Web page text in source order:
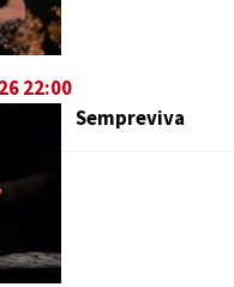
22:00
Sempreviva